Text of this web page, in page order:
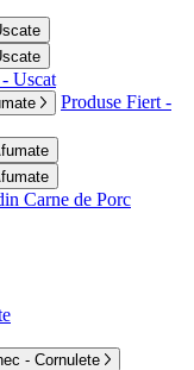
Uscat
Produse Fiert -
Carne de Porc
- Cornulete